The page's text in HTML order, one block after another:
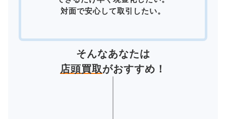
対面で安心して取引したい。
そんなあなたは
店頭買取がおすすめ！